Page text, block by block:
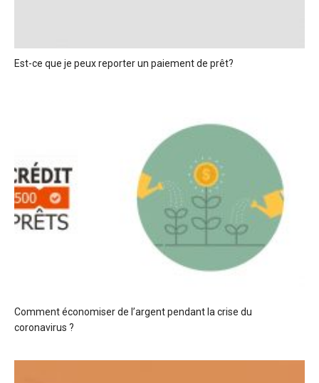
Est-ce que je peux reporter un paiement de prêt?
Comment économiser de l’argent pendant la crise du
coronavirus ?